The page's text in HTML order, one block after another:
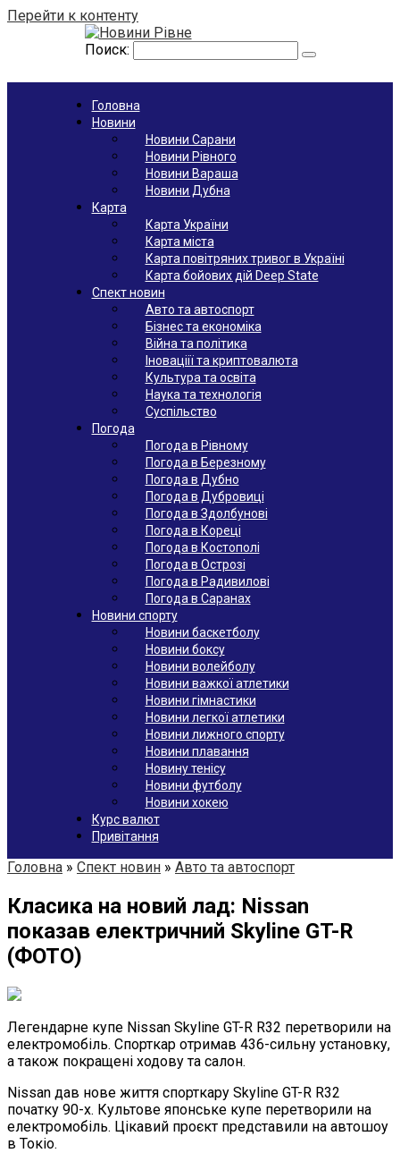
Перейти к контенту
Поиск:
Головна
Новини
Новини Сарани
Новини Рівного
Новини Вараша
Новини Дубна
Карта
Карта України
Карта міста
Карта повітряних тривог в Україні
Карта бойових дій Deep State
Спект новин
Авто та автоспорт
Бізнес та економіка
Війна та політика
Іноваціії та криптовалюта
Культура та освіта
Наука та технологія
Суспільство
Погода
Погода в Рівному
Погода в Березному
Погода в Дубно
Погода в Дубровиці
Погода в Здолбунові
Погода в Кореці
Погода в Костополі
Погода в Острозі
Погода в Радивилові
Погода в Саранах
Новини спорту
Новини баскетболу
Новини боксу
Новини волейболу
Новини важкої атлетики
Новини гімнастики
Новини легкої атлетики
Новини лижного спорту
Новини плавання
Новину тенісу
Новини футболу
Новини хокею
Курс валют
Привітання
Головна » Спект новин » Авто та автоспорт
Класика на новий лад: Nissan
показав електричний Skyline GT-R
(ФОТО)
Легендарне купе Nissan Skyline GT-R R32 перетворили на
електромобіль. Спорткар отримав 436-сильну установку,
а також покращені ходову та салон.
Nissan дав нове життя спорткару Skyline GT-R R32
початку 90-х. Культове японське купе перетворили на
електромобіль. Цікавий проєкт представили на автошоу
в Токіо.